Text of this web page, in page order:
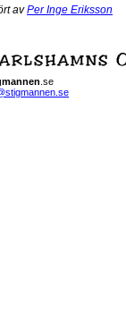
avPer Inge Eriksson
.se